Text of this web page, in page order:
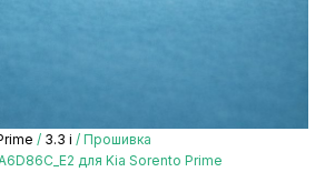
/ 3.3 i / Прошивка
для Kia Sorento Prime